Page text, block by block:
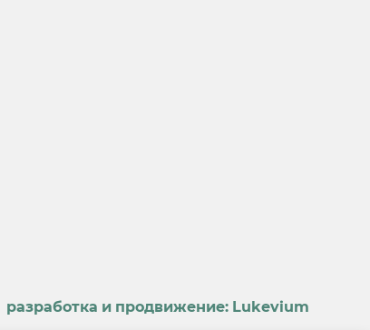
разработка и продвижение: Lukevium